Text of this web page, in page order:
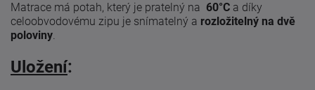
Matrace má potah, který je pratelný na 60°C a díky
celoobvodovému zipu je snímatelný a rozložitelný na dvě
poloviny.
Uložení: